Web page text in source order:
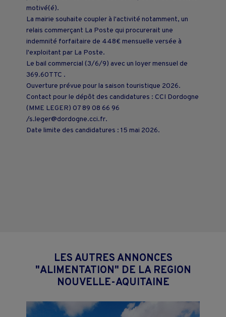
motivé(é).
La mairie souhaite coupler à l'activité notamment, un
relais commerçant La Poste qui procurerait une
indemnité forfaitaire de 448€ mensuelle versée à
l'exploitant par La Poste.
Le bail commercial (3/6/9) avec un loyer mensuel de
369.60TTC .
Ouverture prévue pour la saison touristique 2026.
Contact pour le dépôt des candidatures : CCI Dordogne
(MME LEGER) 07 89 08 66 96
/s.leger@dordogne.cci.fr.
Date limite des candidatures : 15 mai 2026.
LES AUTRES ANNONCES
"ALIMENTATION" DE LA REGION
NOUVELLE-AQUITAINE